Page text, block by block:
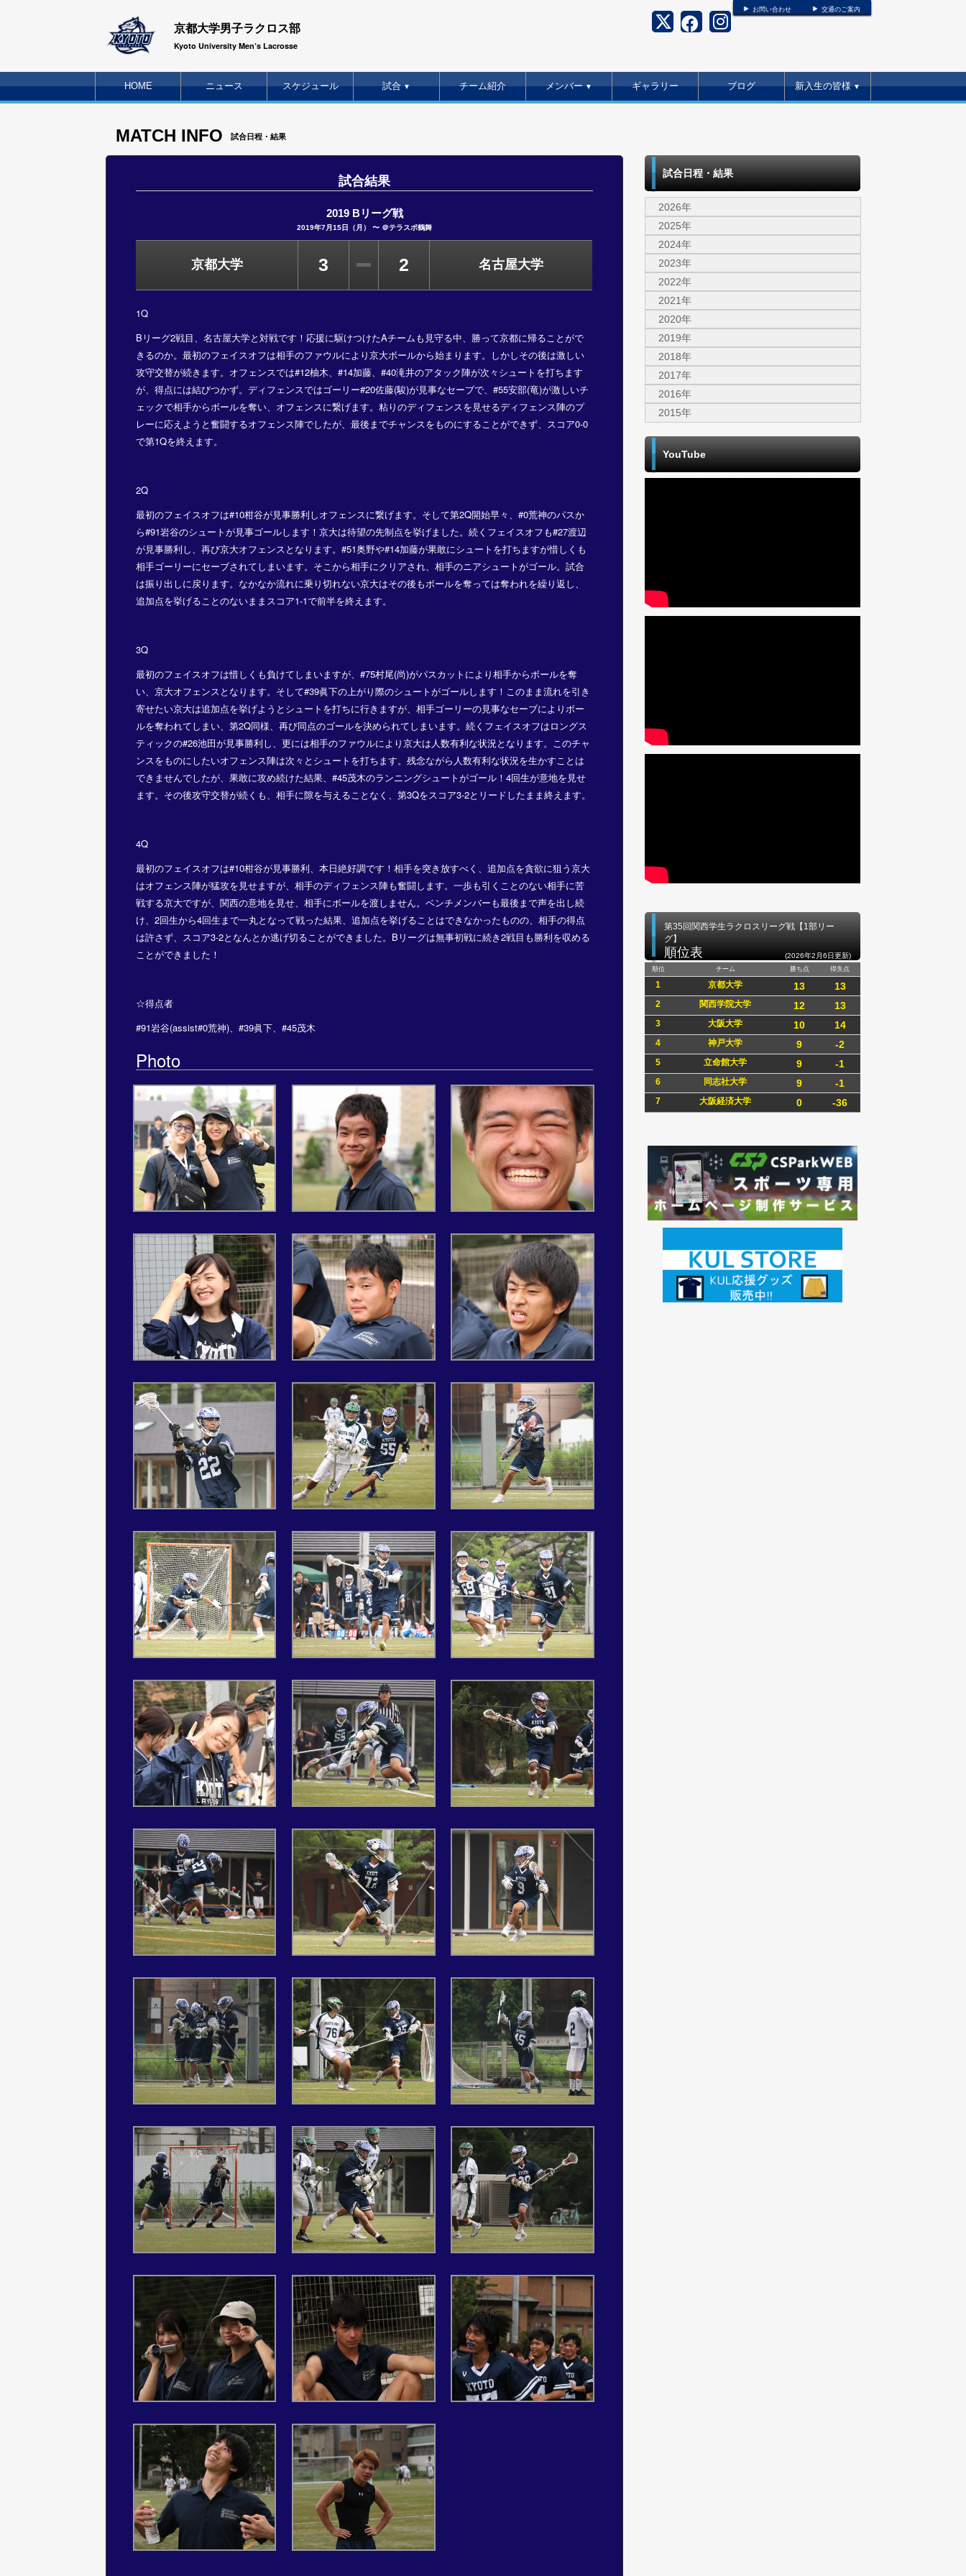
お問い合わせ 交通のご案内
京都大学男子ラクロス部
Kyoto University Men’s Lacrosse
HOME ニュース スケジュール 試合▼ チーム紹介 メンバー▼ ギャラリー ブログ 新入生の皆様▼
MATCH INFO 試合日程・結果
試合結果
2019 Bリーグ戦
2019年7月15日（月） 〜 ＠テラスポ鶴舞
京都大学 3 2 名古屋大学
1Q
Bリーグ2戦目、名古屋大学と対戦です！応援に駆けつけたAチームも見守る中、勝って京都に帰ることがで
きるのか。最初のフェイスオフは相手のファウルにより京大ボールから始まります。しかしその後は激しい
攻守交替が続きます。オフェンスでは#12柚木、#14加藤、#40滝井のアタック陣が次々シュートを打ちます
が、得点には結びつかず。ディフェンスではゴーリー#20佐藤(駿)が見事なセーブで、#55安部(竜)が激しいチ
ェックで相手からボールを奪い、オフェンスに繋げます。粘りのディフェンスを見せるディフェンス陣のプ
レーに応えようと奮闘するオフェンス陣でしたが、最後までチャンスをものにすることができず、スコア0-0
で第1Qを終えます。
2Q
最初のフェイスオフは#10柑谷が見事勝利しオフェンスに繋げます。そして第2Q開始早々、#0荒神のパスか
ら#91岩谷のシュートが見事ゴールします！京大は待望の先制点を挙げました。続くフェイスオフも#27渡辺
が見事勝利し、再び京大オフェンスとなります。#51奥野や#14加藤が果敢にシュートを打ちますが惜しくも
相手ゴーリーにセーブされてしまいます。そこから相手にクリアされ、相手のニアシュートがゴール。試合
は振り出しに戻ります。なかなか流れに乗り切れない京大はその後もボールを奪っては奪われを繰り返し、
追加点を挙げることのないままスコア1-1で前半を終えます。
3Q
最初のフェイスオフは惜しくも負けてしまいますが、#75村尾(尚)がパスカットにより相手からボールを奪
い、京大オフェンスとなります。そして#39眞下の上がり際のシュートがゴールします！このまま流れを引き
寄せたい京大は追加点を挙げようとシュートを打ちに行きますが、相手ゴーリーの見事なセーブによりボー
ルを奪われてしまい、第2Q同様、再び同点のゴールを決められてしまいます。続くフェイスオフはロングス
ティックの#26池田が見事勝利し、更には相手のファウルにより京大は人数有利な状況となります。このチャ
ンスをものにしたいオフェンス陣は次々とシュートを打ちます。残念ながら人数有利な状況を生かすことは
できませんでしたが、果敢に攻め続けた結果、#45茂木のランニングシュートがゴール！4回生が意地を見せ
ます。その後攻守交替が続くも、相手に隙を与えることなく、第3Qをスコア3-2とリードしたまま終えます。
4Q
最初のフェイスオフは#10柑谷が見事勝利、本日絶好調です！相手を突き放すべく、追加点を貪欲に狙う京大
はオフェンス陣が猛攻を見せますが、相手のディフェンス陣も奮闘します。一歩も引くことのない相手に苦
戦する京大ですが、関西の意地を見せ、相手にボールを渡しません。ベンチメンバーも最後まで声を出し続
け、2回生から4回生まで一丸となって戦った結果、追加点を挙げることはできなかったものの、相手の得点
は許さず、スコア3-2となんとか逃げ切ることができました。Bリーグは無事初戦に続き2戦目も勝利を収める
ことができました！
☆得点者
#91岩谷(assist#0荒神)、#39眞下、#45茂木
Photo
試合日程・結果
2026年
2025年
2024年
2023年
2022年
2021年
2020年
2019年
2018年
2017年
2016年
2015年
YouTube
第35回関西学生ラクロスリーグ戦【1部リー
グ】
順位表 (2026年2月6日更新)
順位 チーム 勝ち点 得失点
1 京都大学 13 13
2 関西学院大学 12 13
3 大阪大学 10 14
4 神戸大学 9 -2
5 立命館大学 9 -1
6 同志社大学 9 -1
7 大阪経済大学 0 -36